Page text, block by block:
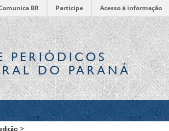
BR Participe Acesso à informação
PERIÓDICOS
DO PARANÁ
>